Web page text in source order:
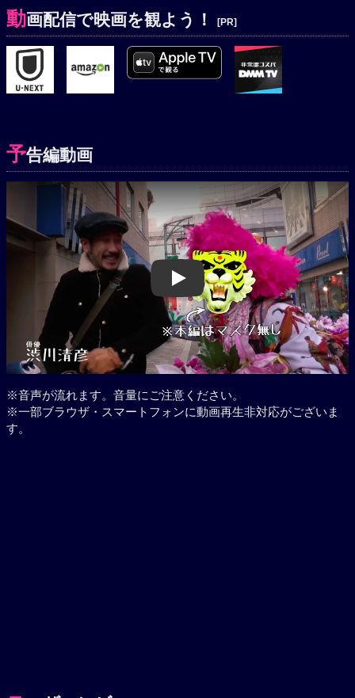
動画配信で映画を観よう！ [PR]
予告編動画
Play
※音声が流れます。音量にご注意ください。
※一部ブラウザ・スマートフォンに動画再生非対応がございま
す。